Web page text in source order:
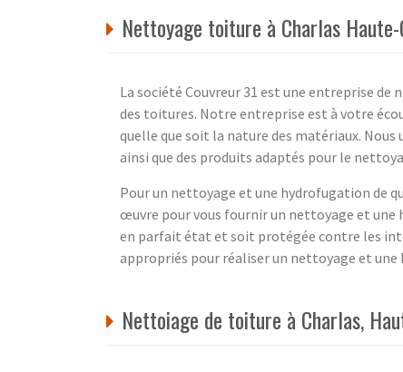
Nettoyage toiture à Charlas
La société Couvreur 31 est une entreprise
des toitures. Notre entreprise est à votre
quelle que soit la nature des matériaux.
ainsi que des produits adaptés pour le
Pour un nettoyage et une hydrofugation de
œuvre pour vous fournir un nettoyage et
en parfait état et soit protégée contre les
appropriés pour réaliser un nettoyage et
Nettoiage de toiture à Charlas,